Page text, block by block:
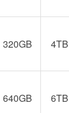
320GB 4TB
640GB 6TB